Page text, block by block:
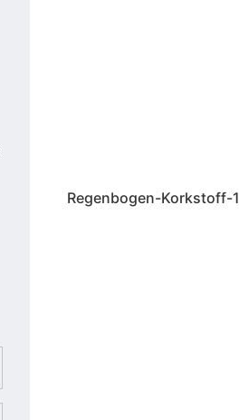
Regenbogen-Korkstoff-1